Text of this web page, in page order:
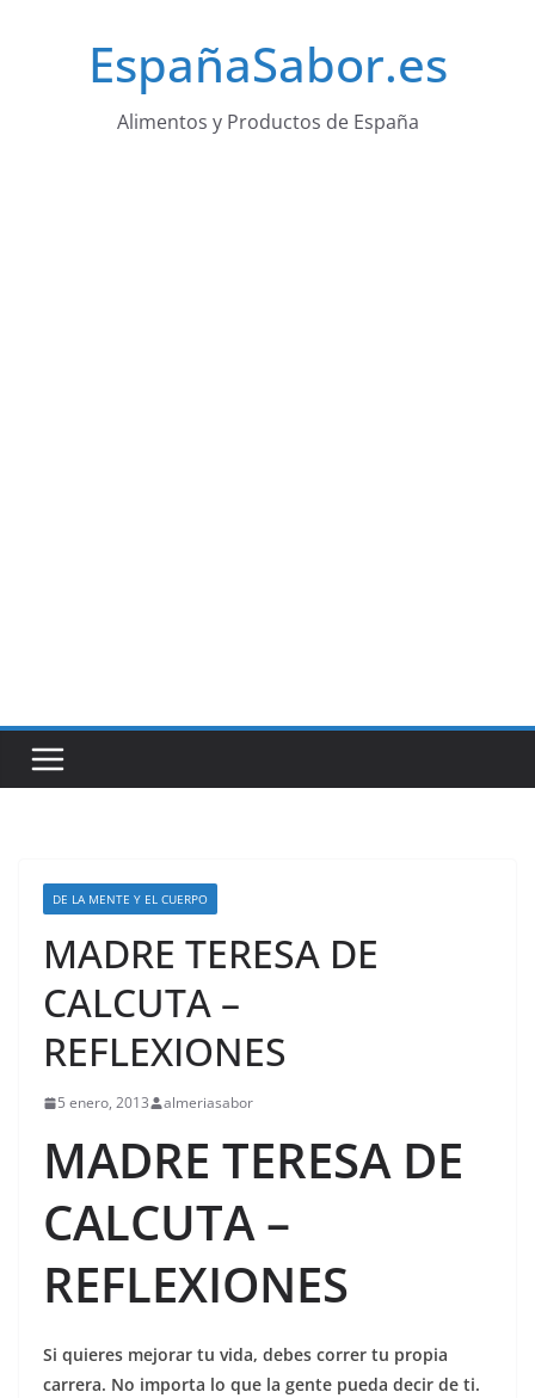
EspañaSabor.es
Alimentos y Productos de España
DE LA MENTE Y EL CUERPO
MADRE TERESA DE
CALCUTA –
REFLEXIONES
5 enero, 2013 almeriasabor
MADRE TERESA DE
CALCUTA –
REFLEXIONES
Si quieres mejorar tu vida, debes correr tu propia
carrera. No importa lo que la gente pueda decir de ti.